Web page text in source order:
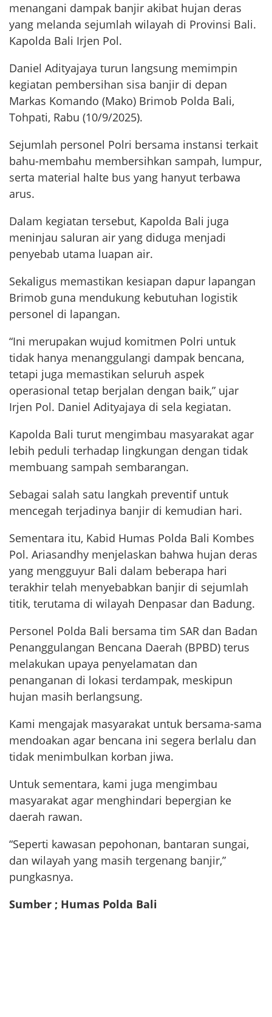
menangani dampak banjir akibat hujan deras
yang melanda sejumlah wilayah di Provinsi Bali.
Kapolda Bali Irjen Pol.
Daniel Adityajaya turun langsung memimpin
kegiatan pembersihan sisa banjir di depan
Markas Komando (Mako) Brimob Polda Bali,
Tohpati, Rabu (10/9/2025).
Sejumlah personel Polri bersama instansi terkait
bahu-membahu membersihkan sampah, lumpur,
serta material halte bus yang hanyut terbawa
arus.
Dalam kegiatan tersebut, Kapolda Bali juga
meninjau saluran air yang diduga menjadi
penyebab utama luapan air.
Sekaligus memastikan kesiapan dapur lapangan
Brimob guna mendukung kebutuhan logistik
personel di lapangan.
“Ini merupakan wujud komitmen Polri untuk
tidak hanya menanggulangi dampak bencana,
tetapi juga memastikan seluruh aspek
operasional tetap berjalan dengan baik,” ujar
Irjen Pol. Daniel Adityajaya di sela kegiatan.
Kapolda Bali turut mengimbau masyarakat agar
lebih peduli terhadap lingkungan dengan tidak
membuang sampah sembarangan.
Sebagai salah satu langkah preventif untuk
mencegah terjadinya banjir di kemudian hari.
Sementara itu, Kabid Humas Polda Bali Kombes
Pol. Ariasandhy menjelaskan bahwa hujan deras
yang mengguyur Bali dalam beberapa hari
terakhir telah menyebabkan banjir di sejumlah
titik, terutama di wilayah Denpasar dan Badung.
Personel Polda Bali bersama tim SAR dan Badan
Penanggulangan Bencana Daerah (BPBD) terus
melakukan upaya penyelamatan dan
penanganan di lokasi terdampak, meskipun
hujan masih berlangsung.
Kami mengajak masyarakat untuk bersama-sama
mendoakan agar bencana ini segera berlalu dan
tidak menimbulkan korban jiwa.
Untuk sementara, kami juga mengimbau
masyarakat agar menghindari bepergian ke
daerah rawan.
“Seperti kawasan pepohonan, bantaran sungai,
dan wilayah yang masih tergenang banjir,”
pungkasnya.
Sumber ; Humas Polda Bali